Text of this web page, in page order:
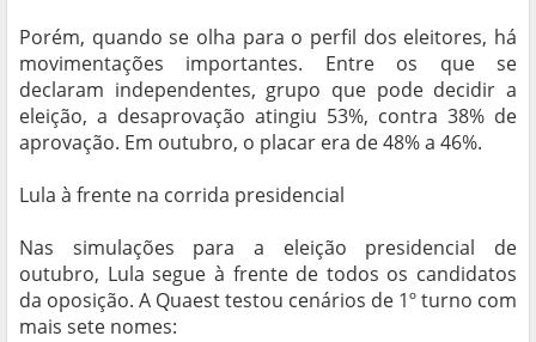
Porém, quando se olha para o perfil dos eleitores, há
movimentações importantes. Entre os que se
declaram independentes, grupo que pode decidir a
eleição, a desaprovação atingiu 53%, contra 38% de
aprovação. Em outubro, o placar era de 48% a 46%.
Lula à frente na corrida presidencial
Nas simulações para a eleição presidencial de
outubro, Lula segue à frente de todos os candidatos
da oposição. A Quaest testou cenários de 1º turno com
mais sete nomes: